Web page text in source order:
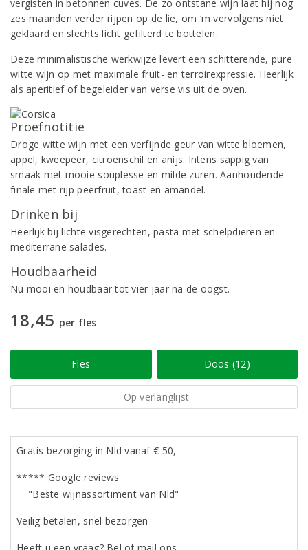
vergisten in betonnen cuves. De zo ontstane wijn laat hij nog
zes maanden verder rijpen op de lie, om ‘m vervolgens niet
geklaard en slechts licht gefilterd te bottelen.
Deze minimalistische werkwijze levert een schitterende, pure
witte wijn op met maximale fruit- en terroirexpressie. Heerlijk
als aperitief of begeleider van verse vis uit de oven.
Proefnotitie
Droge witte wijn met een verfijnde geur van witte bloemen,
appel, kweepeer, citroenschil en anijs. Intens sappig van
smaak met mooie souplesse en milde zuren. Aanhoudende
finale met rijp peerfruit, toast en amandel.
Drinken bij
Heerlijk bij lichte visgerechten, pasta met schelpdieren en
mediterrane salades.
Houdbaarheid
Nu mooi en houdbaar tot vier jaar na de oogst.
18,45 per fles
Fles Doos (12)
Op verlanglijst
Gratis bezorging in Nld vanaf € 50,-
***** Google reviews
"Beste wijnassortiment van Nld"
Veilig betalen, snel bezorgen